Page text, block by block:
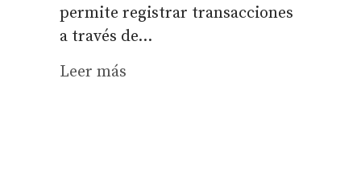
permite registrar transacciones
a través de...
Leer más